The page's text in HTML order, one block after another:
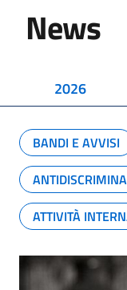
News
2026
BANDI E AVVISI
ATTIVITÀ